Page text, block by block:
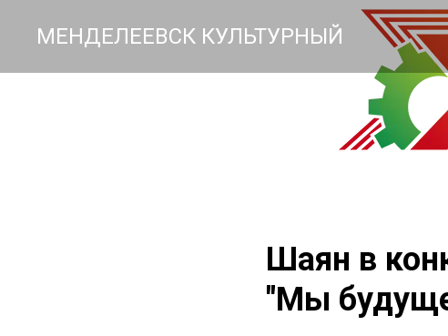
МЕНДЕЛЕЕВСК КУЛЬТУРНЫЙ
Шаян в
"Мы